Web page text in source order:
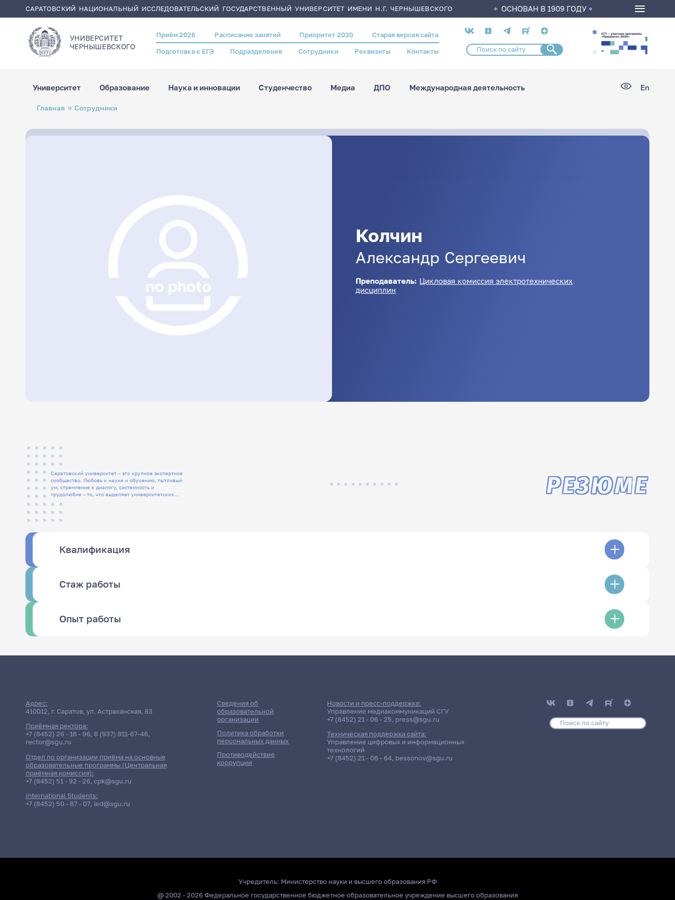
САРАТОВСКИЙ НАЦИОНАЛЬНЫЙ ИССЛЕДОВАТЕЛЬСКИЙ ГОСУДАРСТВЕННЫЙ УНИВЕРСИТЕТ ИМЕНИ Н.Г. ЧЕРНЫШЕВСКОГО ОСНОВАН В 1909 ГОДУ
УНИВЕРСИТЕТ
ЧЕРНЫШЕВСКОГO
Header
menu
Приём 2026 Расписание занятий Приоритет 2030 Старая версия сайта
Подготовка к ЕГЭ Подразделения Сотрудники Реквизиты Контакты
Социальные
сети
Университет Образование Наука и инновации Студенчество Медиа ДПО Международная деятельность En
Строка
навигации
Главная Сотрудники
Колчин
Александр Сергеевич
Преподаватель: Цикловая комиссия электротехнических
дисциплин
Саратовский университет – это крупное экспертное
сообщество. Любовь к науке и обучению, пытливый
ум, стремление к диалогу, системность и
трудолюбие – то, что выделяет университетских
РЕЗЮМЕ
Квалификация
Стаж работы
Опыт работы
Адрес:
410012, г. Саратов, ул. Астраханская, 83
Приёмная ректора:
+7 (8452) 26 - 16 - 96, 8 (937) 811-67-46,
rector@sgu.ru
Отдел по организации приёма на основные
образовательные программы (Центральная
приёмная комиссия):
+7 (8452) 51 - 92 - 26, cpk@sgu.ru
International Students:
+7 (8452) 50 - 87 - 07, ied@sgu.ru
Сведения об
образовательной
организации
Политика обработки
персональных данных
Противодействие
коррупции
Новости и пресс-поддержка:
Управление медиакоммуникаций СГУ
+7 (8452) 21 - 06 - 25, press@sgu.ru
Техническая поддержка сайта:
Управление цифровых и информационных
технологий
+7 (8452) 21 - 06 - 64, bessonov@sgu.ru
Учредитель: Министерство науки и высшего образования РФ
@ 2002 - 2026 Федеральное государственное бюджетное образовательное учреждение высшего образования